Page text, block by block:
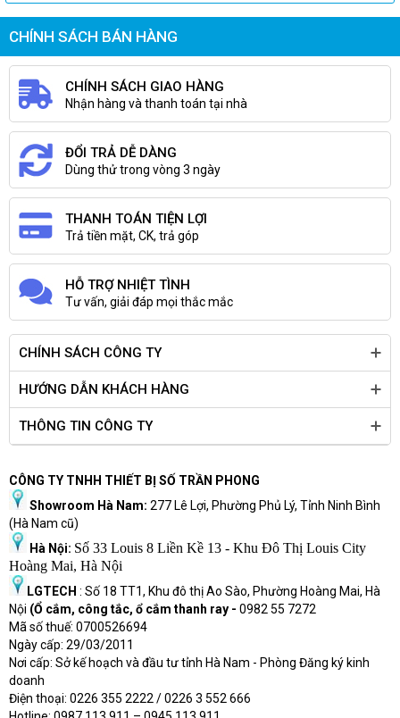
CHÍNH SÁCH BÁN HÀNG
CHÍNH SÁCH GIAO HÀNG
Nhận hàng và thanh toán tại nhà
ĐỔI TRẢ DỄ DÀNG
Dùng thử trong vòng 3 ngày
THANH TOÁN TIỆN LỢI
Trả tiền mặt, CK, trả góp
HỖ TRỢ NHIỆT TÌNH
Tư vấn, giải đáp mọi thắc mắc
CHÍNH SÁCH CÔNG TY
HƯỚNG DẪN KHÁCH HÀNG
THÔNG TIN CÔNG TY
CÔNG TY TNHH THIẾT BỊ SỐ TRẦN PHONG
Showroom Hà Nam: 277 Lê Lợi, Phường Phủ Lý, Tỉnh Ninh Bình
(Hà Nam cũ)
Hà Nội: Số 33 Louis 8 Liền Kề 13 - Khu Đô Thị Louis City
Hoàng Mai, Hà Nội
LGTECH : Số 18 TT1, Khu đô thị Ao Sào, Phường Hoàng Mai, Hà
Nội (Ổ cắm, công tắc, ổ cắm thanh ray - 0982 55 7272
Mã số thuế: 0700526694
Ngày cấp: 29/03/2011
Nơi cấp: Sở kế hoạch và đầu tư tỉnh Hà Nam - Phòng Đăng ký kinh
doanh
Điện thoại: 0226 355 2222 / 0226 3 552 666